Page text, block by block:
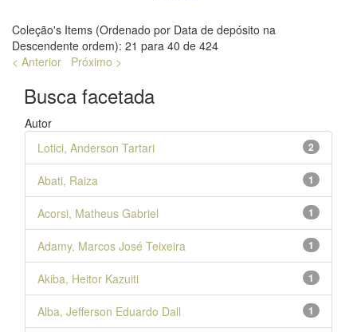
Coleção's Items (Ordenado por Data de depósito na
Descendente ordem): 21 para 40 de 424
< Anterior
Próximo >
Busca facetada
Autor
2
Lotici, Anderson Tartari
1
Abati, Raiza
1
Acorsi, Matheus Gabriel
1
Adamy, Marcos José Teixeira
1
Akiba, Heitor Kazuiti
1
Alba, Jefferson Eduardo Dall